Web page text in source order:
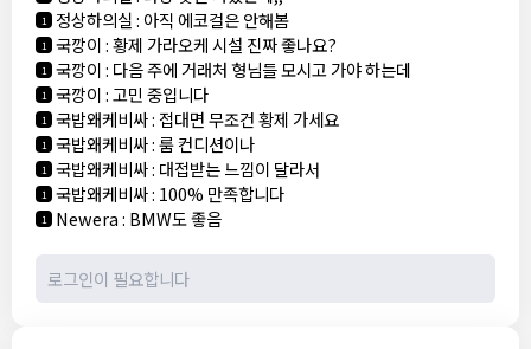
1 정상하의실: 아직 에코걸은 안해봄
1 국깡이:황제 가라오케 시설 진짜 좋나요?
1 국깡이: 다음 주에 거래처 형님들 모시고 가야 하는데
1 국깡이:고민 중입니다
1 국밥왜케비싸: 접대면 무조건 황제 가세요
1 국밥왜케비싸:룸 컨디션이나
1 국밥왜케비싸: 대접받는 느낌이 달라서
1 국밥왜케비싸: 100% 만족합니다
1 Newera: BMW도 좋음